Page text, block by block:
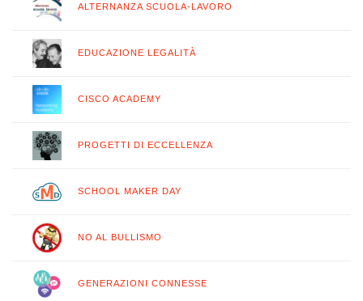
ALTERNANZA SCUOLA-LAVORO
EDUCAZIONE LEGALITÀ
CISCO ACADEMY
PROGETTI DI ECCELLENZA
SCHOOL MAKER DAY
NO AL BULLISMO
GENERAZIONI CONNESSE